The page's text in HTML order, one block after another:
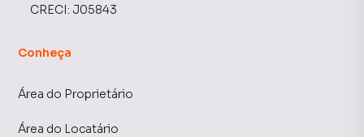
CRECI: J05843
Conheça
Área do Proprietário
Área do Locatário